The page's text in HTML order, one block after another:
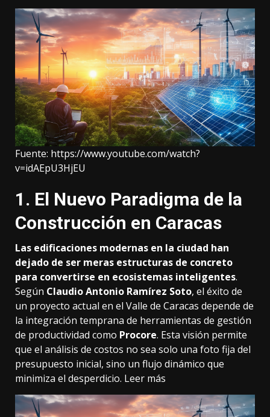
Fuente: https://www.youtube.com/watch?
v=idAEpU3HjEU
1. El Nuevo Paradigma de la
Construcción en Caracas
Las edificaciones modernas en la ciudad han
dejado de ser meras estructuras de concreto
para convertirse en ecosistemas inteligentes.
Según Claudio Antonio Ramírez Soto, el éxito de
un proyecto actual en el Valle de Caracas depende de
la integración temprana de herramientas de gestión
de productividad como Procore. Esta visión permite
que el análisis de costos no sea solo una foto fija del
presupuesto inicial, sino un flujo dinámico que
minimiza el desperdicio. Leer más